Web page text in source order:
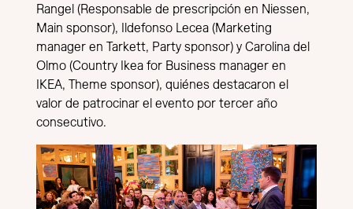
Rangel (Responsable de prescripción en Niessen,
Main sponsor), Ildefonso Lecea (Marketing
manager en Tarkett, Party sponsor) y Carolina del
Olmo (Country Ikea for Business manager en
IKEA, Theme sponsor), quiénes destacaron el
valor de patrocinar el evento por tercer año
consecutivo.